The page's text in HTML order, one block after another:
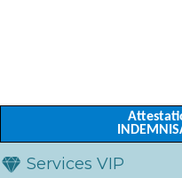
Services VIP